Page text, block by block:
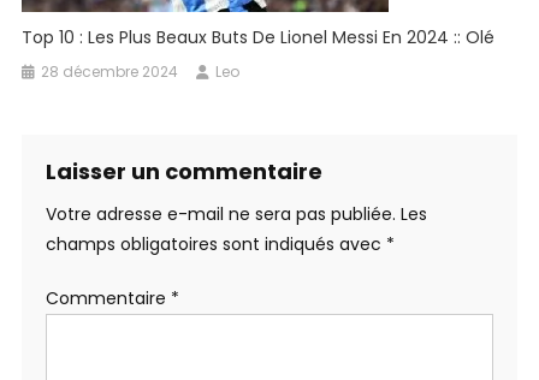
Top 10 : Les Plus Beaux Buts De Lionel Messi En 2024 :: Olé
28 décembre 2024 Leo
Laisser un commentaire
Votre adresse e-mail ne sera pas publiée. Les
champs obligatoires sont indiqués avec *
Commentaire *